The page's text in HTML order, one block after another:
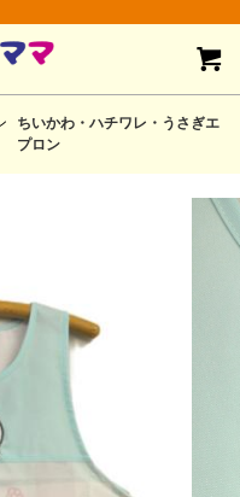
ちいかわ・ハチワレ・うさぎエ
プロン